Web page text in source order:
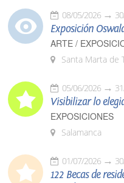
08/05/2026
Exposición
ARTE /
Santa Marta de
05/06/2026
Visibilizar lo
EXPOSICIONES
Salamanca
01/07/2026
122 Becas de